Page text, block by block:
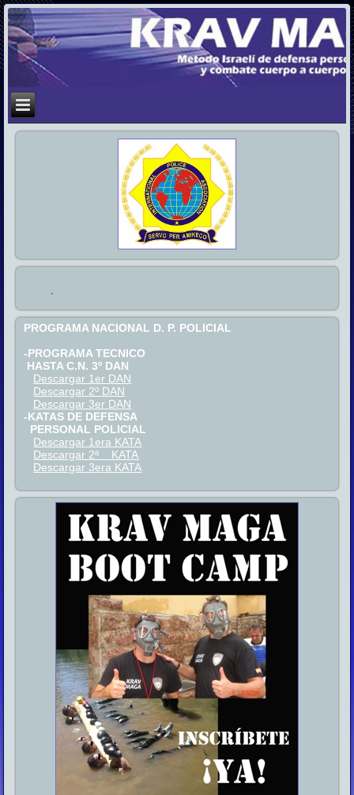
PROGRAMA NACIONAL D. P. POLICIAL
-PROGRAMA TECNICO
HASTA C.N. 3º DAN
Descargar 1er DAN
Descargar 2º DAN
Descargar 3er DAN
-KATAS DE DEFENSA
PERSONAL POLICIAL
Descargar 1era KATA
Descargar 2ª KATA
Descargar 3era KATA